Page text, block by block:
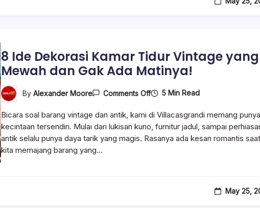
8 Ide Dekorasi Kamar Tidur Vintage yang
Mewah dan Gak Ada Matinya!
By Alexander Moore Comments OffOn
Dekorasi
Kamar
Tidur
Vintage
5 Min Read
Bicara soal barang vintage dan antik, kami di Villacasgrandi memang punya
kecintaan tersendiri. Mulai dari lukisan kuno, furnitur jadul, sampai
antik selalu punya daya tarik yang magis. Rasanya ada kesan romantis saat
kita memajang barang yang…
May 25,